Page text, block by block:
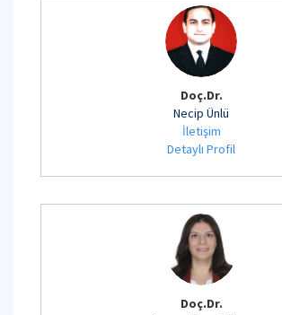
Doç.Dr.
Necip Ünlü
İletişim
Detaylı Profil
Doç.Dr.